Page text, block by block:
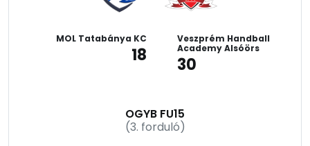
MOL Tatabánya KC
18
Veszprém Handball
Academy Alsóörs
30
OGYB FU15
(3. forduló)